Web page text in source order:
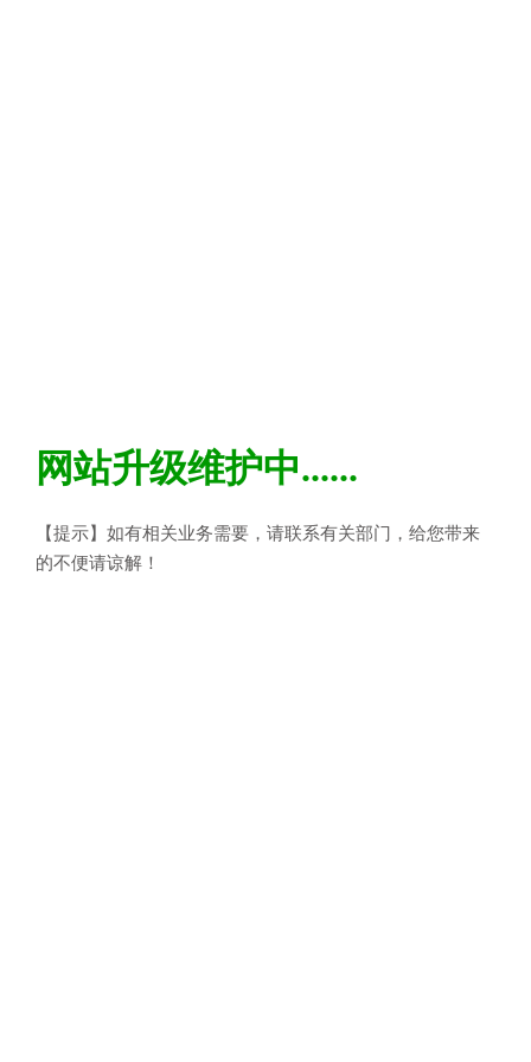
网站升级维护中......
【提示】如有相关业务需要，请联系有关部门，给您带来
的不便请谅解！